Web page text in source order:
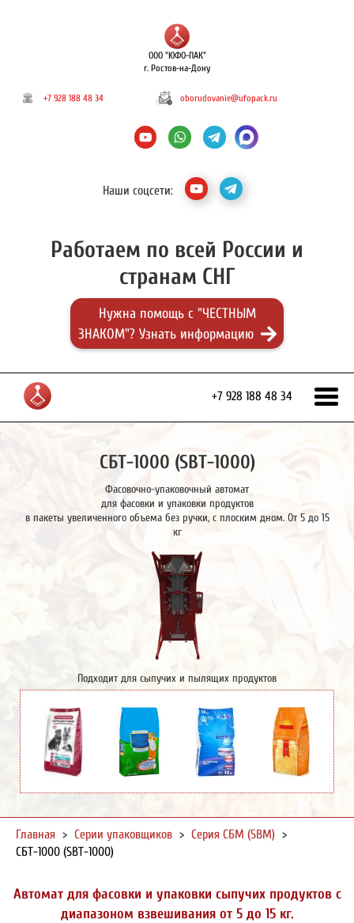
ООО "ЮФО-ПАК"
г. Ростов-на-Дону
+7 928 188 48 34 oborudovanie@ufopack.ru
Наши соцсети:
Работаем по всей России и
странам СНГ
Нужна помощь с "ЧЕСТНЫМ
ЗНАКОМ"? Узнать информацию
+7 928 188 48 34
СБТ-1000 (SBT-1000)
Фасовочно-упаковочный автомат
для фасовки и упаковки продуктов
в пакеты увеличенного объема без ручки, с плоским дном. От 5 до 15
кг
Подходит для сыпучих и пылящих продуктов
Главная > Серии упаковщиков > Серия СБМ (SBM) >
СБТ-1000 (SBT-1000)
Автомат для фасовки и упаковки сыпучих продуктов с
диапазоном взвешивания от 5 до 15 кг.